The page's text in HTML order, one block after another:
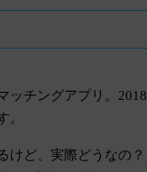
ッチングアプリ。
。
けど、実際どうなの